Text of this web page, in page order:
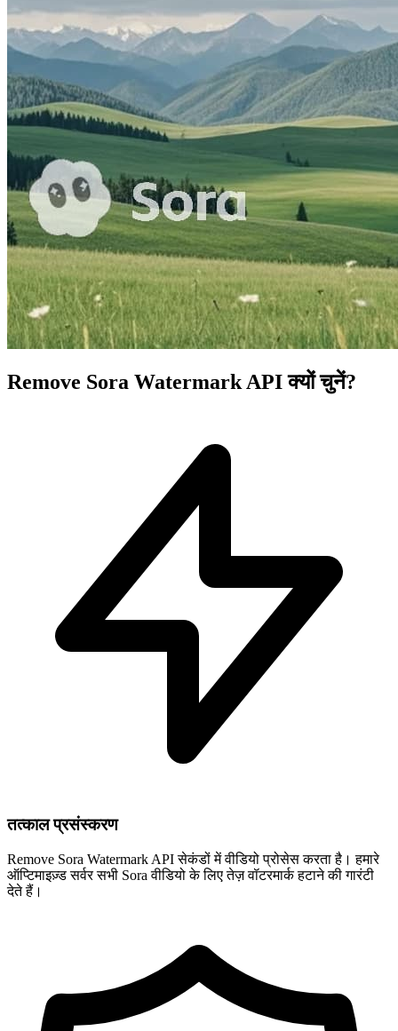
Remove Sora Watermark API क्यों चुनें?
तत्काल प्रसंस्करण
Remove Sora Watermark API सेकंडों में वीडियो प्रोसेस करता है। हमारे
ऑप्टिमाइज़्ड सर्वर सभी Sora वीडियो के लिए तेज़ वॉटरमार्क हटाने की गारंटी
देते हैं।